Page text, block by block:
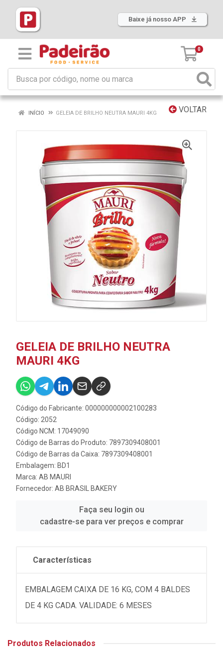
Baixe já nosso APP
0
VOLTAR
INÍCIO GELEIA DE BRILHO NEUTRA MAURI 4KG
GELEIA DE BRILHO NEUTRA
MAURI 4KG
Código do Fabricante: 000000000002100283
Código: 2052
Código NCM: 17049090
Código de Barras do Produto: 7897309408001
Código de Barras da Caixa: 7897309408001
Embalagem: BD1
Marca: AB MAURI
Fornecedor: AB BRASIL BAKERY
Faça seu login ou
cadastre-se para ver preços e comprar
Características
EMBALAGEM CAIXA DE 16 KG, COM 4 BALDES
DE 4 KG CADA. VALIDADE: 6 MESES
Produtos Relacionados